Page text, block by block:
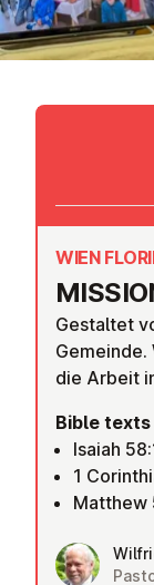
WIEN
Gestaltet
die Arbeit
Bible texts
Isaiah
1
Matthew